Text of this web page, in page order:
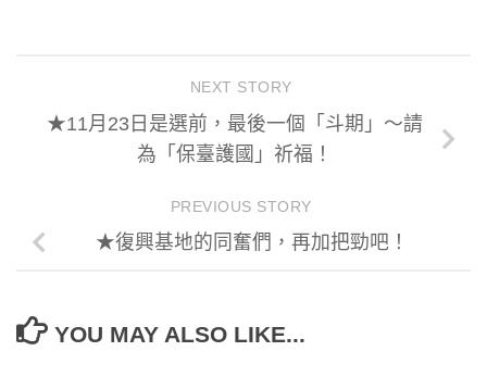
NEXT STORY
★11月23日是選前，最後一個「斗期」～請
為「保臺護國」祈福！
PREVIOUS STORY
★復興基地的同奮們，再加把勁吧！
YOU MAY ALSO LIKE...